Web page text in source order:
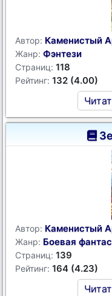
Автор: Каменистый
Жанр: Фэнтези
Страниц: 118
Рейтинг: 132 (4.00)
Автор: Каменистый
Жанр: Боевая
Страниц: 139
Рейтинг: 164 (4.23)